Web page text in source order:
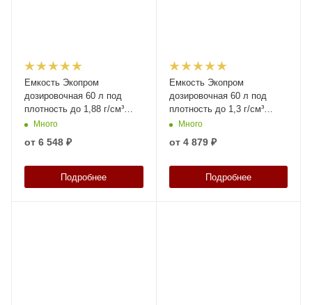
Емкость Экопром
дозировочная 60 л под
плотность до 1,88 г/см³
белая
Много
от 6 548 ₽
Подробнее
Емкость Экопром
дозировочная 60 л под
плотность до 1,3 г/см³
белая
Много
от 4 879 ₽
Подробнее